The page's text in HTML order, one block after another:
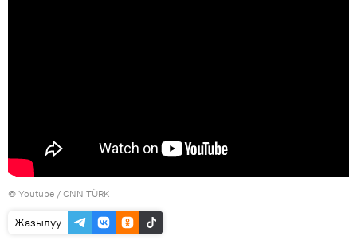
© Youtube / CNN TÜRK
Жазылуу